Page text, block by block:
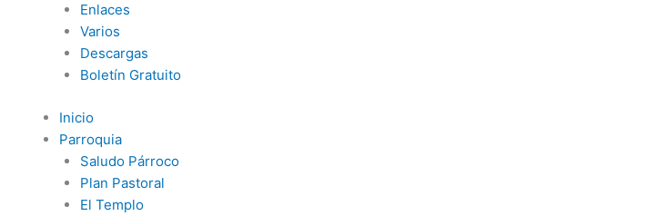
Enlaces
Varios
Descargas
Boletín Gratuito
Inicio
Parroquia
Saludo Párroco
Plan Pastoral
El Templo